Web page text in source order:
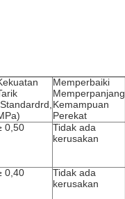
Memperbaiki
Memperpanjang
Kemampuan
Perekat
0,50
Tidak ada
kerusakan
0,40
Tidak ada
kerusakan